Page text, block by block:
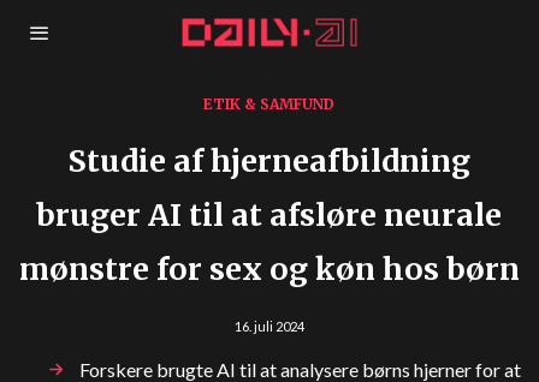
ETIK & SAMFUND
Studie af hjerneafbildning
bruger AI til at afsløre neurale
mønstre for sex og køn hos børn
16. juli 2024
Forskere brugte AI til at analysere børns hjerner for at